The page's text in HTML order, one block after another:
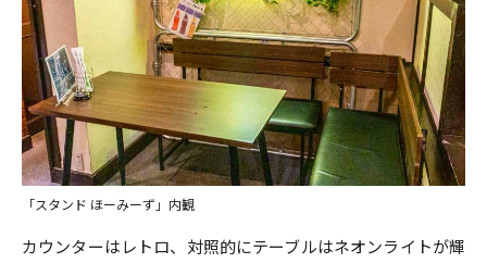
「スタンド ほーみーず」内観
カウンターはレトロ、対照的にテーブルはネオンライトが輝